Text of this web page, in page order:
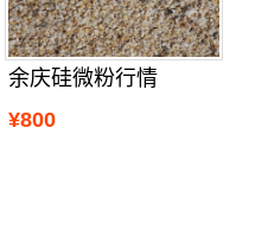
余庆硅微粉行情
¥800